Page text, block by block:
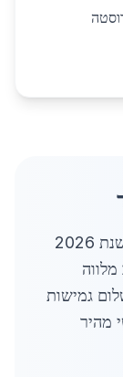
תהליך ההזמנה של נירוסטה בגן יבנה בשנת 2026
גמישות
מהיר